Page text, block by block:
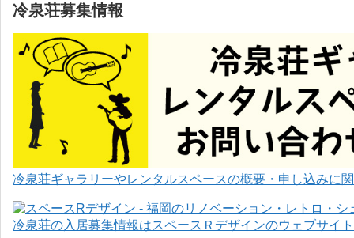
冷泉荘募集情報
冷泉荘ギャラリーやレンタルスペースの概要・申し込みに
冷泉荘の入居募集情報はスペースＲデザインのウェブサイ